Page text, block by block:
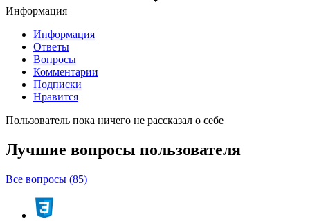
Информация
Информация
Ответы
Вопросы
Комментарии
Подписки
Нравится
Пользователь пока ничего не рассказал о себе
Лучшие вопросы пользователя
Все вопросы (85)